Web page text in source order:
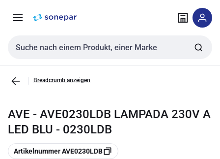
NavigationInhalt
Sucheingabe
Breadcrumb anzeigen
AVE - AVE0230LDB LAMPADA 230V A
LED BLU - 0230LDB
Kopieren
Artikelnummer AVE0230LDB